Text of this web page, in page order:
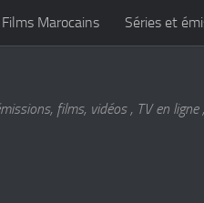
Films Marocains Séries et
films, vidéos , TV en